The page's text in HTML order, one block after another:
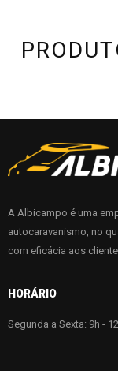
A Albicampo é uma
autocaravanismo, no
com eficácia aos
HORÁRIO
Segunda a Sexta: 9h -